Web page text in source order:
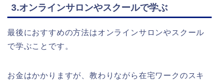
3.オンラインサロンやスクールで学ぶ
最後におすすめの方法はオンラインサロンやスクール
で学ぶことです。
お金はかかりますが、教わりながら在宅ワークのスキ